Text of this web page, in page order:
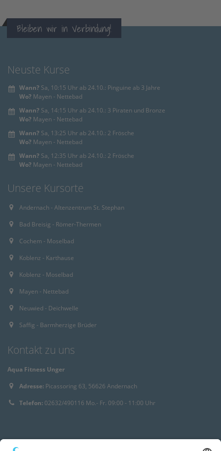
Bleiben wir in Verbindung!
Neuste Kurse
Wann? Sa, 10:15 Uhr ab 24.10.: Pinguine ab 3 Jahre
Wo? Mayen - Nettebad
Wann? Sa, 14:15 Uhr ab 24.10.: 3 Piraten und Bronze
Wo? Mayen - Nettebad
Wann? Sa, 13:25 Uhr ab 24.10.: 2 Frösche
Wo? Mayen - Nettebad
Wann? Sa, 12:35 Uhr ab 24.10.: 2 Frösche
Wo? Mayen - Nettebad
Unsere Kursorte
Andernach - Altenzentrum St. Stephan
Bad Breisig - Römer-Thermen
Cochem - Moselbad
Koblenz - Karthause
Koblenz - Moselbad
Mayen - Nettebad
Neuwied - Deichwelle
Saffig - Barmherzige Brüder
Kontakt zu uns
Aqua Fitness Unger
Adresse: Picassoring 63, 56626 Andernach
Telefon: 02632/490116 Mo.- Fr. 09:00 - 11:00 Uhr